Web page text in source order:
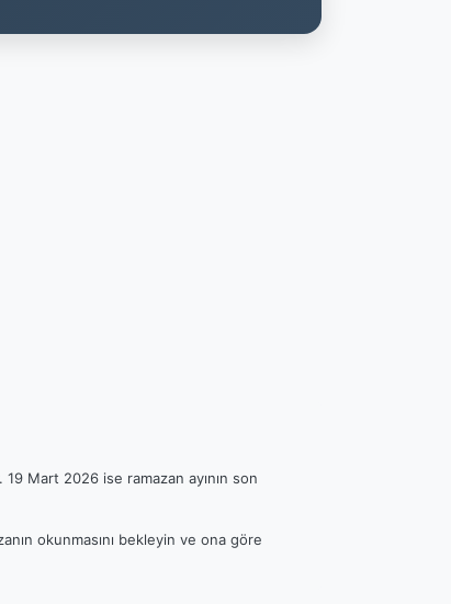
Mart 2026 ise ramazan ayının son
okunmasını bekleyin ve ona göre